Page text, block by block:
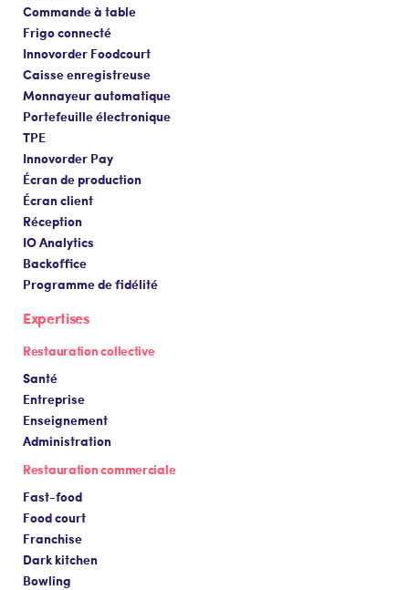
Commande à table
Frigo connecté
Innovorder Foodcourt
Caisse enregistreuse
Monnayeur automatique
Portefeuille électronique
TPE
Innovorder Pay
Écran de production
Écran client
Réception
IO Analytics
Backoffice
Programme de fidélité
Expertises
Restauration collective
Santé
Entreprise
Enseignement
Administration
Restauration commerciale
Fast-food
Food court
Franchise
Dark kitchen
Bowling